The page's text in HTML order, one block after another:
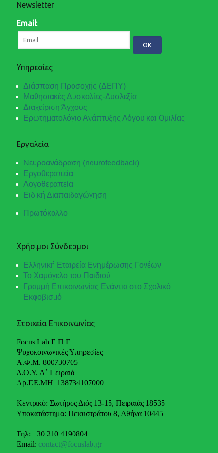
Newsletter
Email:
Υπηρεσίες
Διάσπαση Προσοχής (ΔΕΠΥ)
Μαθησιακές Δυσκολίες-Δυσλεξία
Διαχείριση Άγχους
Ερωτηματολόγιο Ανάπτυξης Λόγου και Ομιλίας
Εργαλεία
Νευροανάδραση (neurofeedback)
Εργοθεραπεία
Λογοθεραπεία
Ειδική Διαπαιδαγώγηση
Πρωτόκολλο
Χρήσιμοι Σύνδεσμοι
Ελληνική Εταιρεία Ενημέρωσης Γονέων
Το Χαμόγελο του Παιδιού
Γραμμή Επικοινωνίας Ενάντια στο Σχολικό
Εκφοβισμό
Στοιχεία Επικοινωνίας
Focus Lab Ε.Π.Ε.
Ψυχοκοινωνικές Υπηρεσίες
Α.Φ.Μ. 800730705
Δ.Ο.Υ. Α΄ Πειραιά
Αρ.Γ.Ε.ΜΗ. 138734107000
Κεντρικό: Σωτήρος Διός 13-15, Πειραιάς 18535
Υποκατάστημα: Πεισιστράτου 8, Αθήνα 10445
Τηλ: +30 210 4190804
Email: contact@focuslab.gr